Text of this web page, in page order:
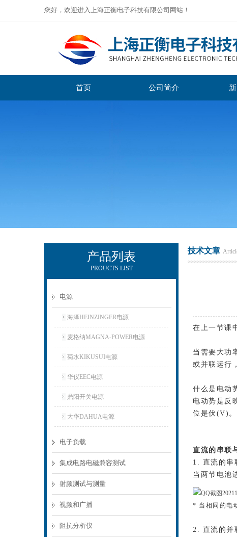
您好，欢迎进入上海正衡电子科技有限公司网站！
首页 公司简介
产品列表
PROUCTS LIST
电源
海泽HEINZINGER电源
麦格纳MAGNA-POWER电源
菊水KIKUSUI电源
华仪EEC电源
鼎阳开关电源
大华DAHUA电源
电子负载
集成电路电磁兼容测试
射频测试与测量
视频和广播
阻抗分析仪
技术文章
在上一节课
当需要大功
或并联运行
什么是电动
电动势是反
位是伏(V)。
直流的串联
1. 直流的串
当两节电池
* 当相同的电
2. 直流的并